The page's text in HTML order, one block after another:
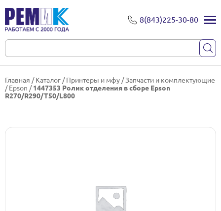
8(843)225-30-80
Главная /Каталог /Принтеры и мфу /Запчасти и комплектующие
/Epson /1447353 Ролик отделения в сборе Epson
R270/R290/T50/L800